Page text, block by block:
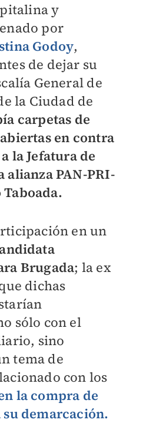
y
por
Godoy,
de dejar su
General de
la Ciudad de
carpetas de
en contra
la Jefatura de
alianza PAN-PRI-
Taboada.
en un
Brugada; la ex
dichas
sólo con el
sino
tema de
con los
la compra de
demarcación.